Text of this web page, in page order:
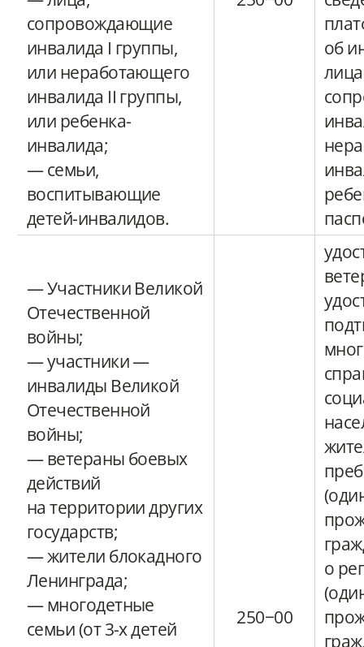
сопровождающие
инвалида I группы,
или неработающего
инвалида II группы,
или ребенка-
инвалида;
— семьи,
воспитывающие
детей-инвалидов.
об
— Участники Великой
Отечественной
войны;
— участники —
инвалиды Великой
Отечественной
войны;
— ветераны боевых
действий
на территории других
государств;
— жители блокадного
Ленинграда;
— многодетные
семьи (от 3-х детей
250−00
о